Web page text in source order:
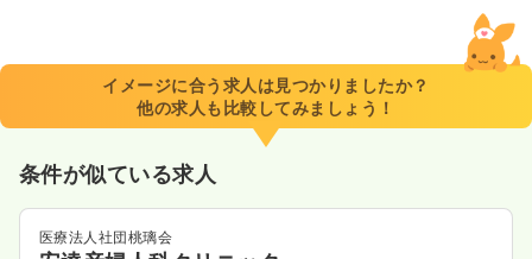
イメージに合う求人は見つかりましたか？
他の求人も比較してみましょう！
条件が似ている求人
医療法人社団桃璃会